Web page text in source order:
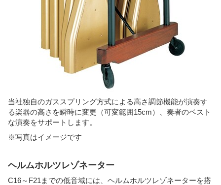
当社独自のガススプリング方式による高さ調節機能が演奏す
る楽器の高さを瞬時に変更（可変範囲15cm）、奏者のベスト
な演奏をサポートします。
※写真はイメージです
ヘルムホルツレゾネーター
C16～F21までの低音域には、ヘルムホルツレゾネーターを搭